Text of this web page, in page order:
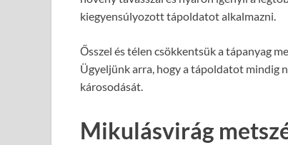
kiegyensúlyozott tápoldatot alkalmazni.
Ősszel és télen csökkentsük a tápanyag
Ügyeljünk arra, hogy a tápoldatot mindig
károsodását.
Mikulásvirág